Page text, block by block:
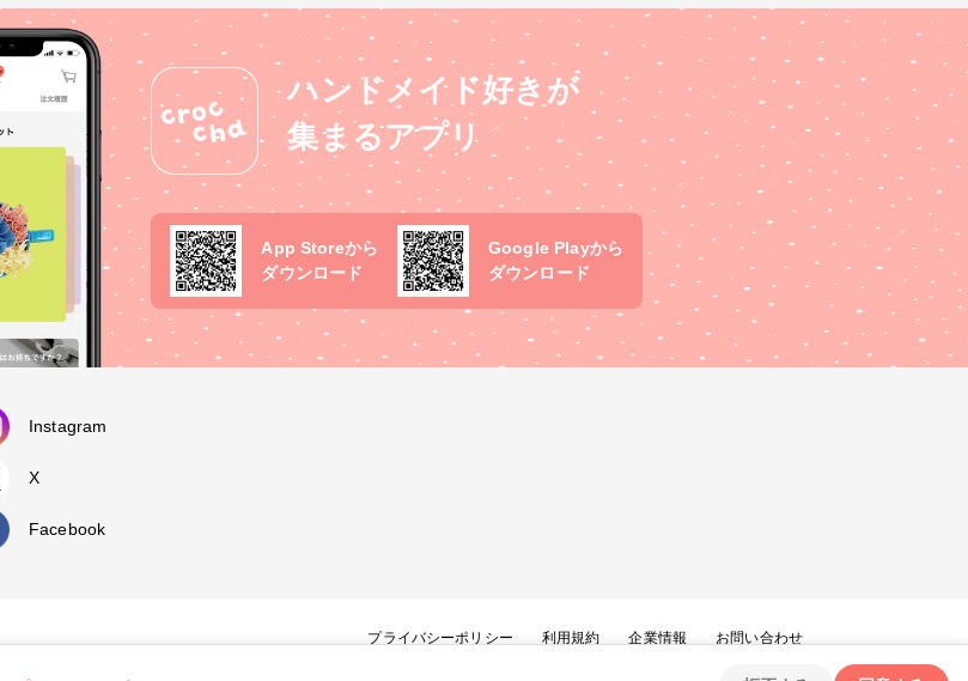
ハンドメイド好きが
集まるアプリ
App Storeから
ダウンロード
Google Playから
ダウンロード
Instagram
X
Facebook
プライバシーポリシー 利用規約 企業情報 お問い合わせ